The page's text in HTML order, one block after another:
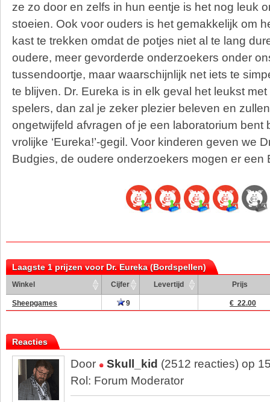
ze zo door en zelfs in hun eentje is het nog leuk
stoeien. Ook voor ouders is het gemakkelijk om
kast te trekken omdat de potjes niet al te lang
oudere, meer gevorderde onderzoekers onder
tussendoortje, maar waarschijnlijk net iets te
te blijven. Dr. Eureka is in elk geval het leukst
spelers, dan zal je zeker plezier beleven en
ongetwijfeld afvragen of je een laboratorium bent
vrolijke ‘Eureka!’-gegil. Voor kinderen geven we
Budgies, de oudere onderzoekers mogen er een
Laagste 1 prijzen voor Dr. Eureka (Bordspellen)
Winkel Cijfer Levertijd Prijs
Sheepgames 9 € 22.00
Reacties
Door Skull_kid (2512 reacties) op
Rol: Forum Moderator